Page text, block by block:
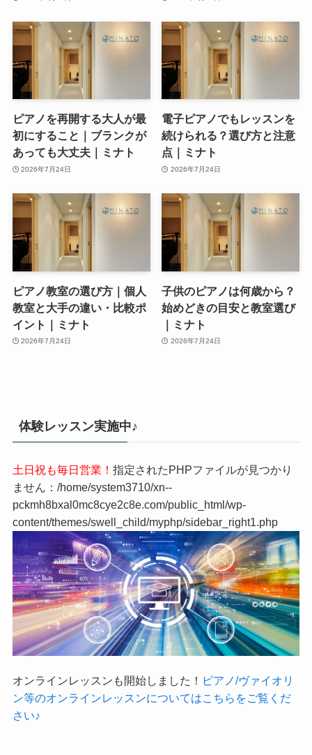
ピアノを再開する大人が最
初にすること｜ブランクが
あっても大丈夫｜ミナト
2026年7月24日
電子ピアノでもレッスンを
続けられる？選び方と注意
点｜ミナト
2026年7月24日
ピアノ教室の選び方｜個人
教室と大手の違い・比較ポ
イント｜ミナト
2026年7月24日
子供のピアノは何歳から？
始めどきの目安と教室選び
｜ミナト
2026年7月24日
体験レッスン実施中♪
土日祝も毎日営業！ 指定されたPHPファイルが見つかり
ません：/home/system3710/xn--
pckmh8bxal0mc8cye2c8e.com/public_html/wp-
content/themes/swell_child/myphp/sidebar_right1.php
オンラインレッスンも開始しました！ ピアノ/ヴァイオリ
ン等のオンラインレッスンについてはこちらをご覧くだ
さい♪